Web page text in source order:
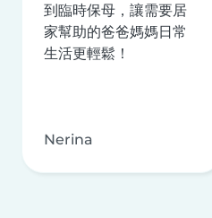
到臨時保母，讓需要居
家幫助的爸爸媽媽日常
生活更輕鬆！
Nerina